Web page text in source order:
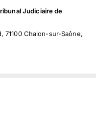
Judiciaire de
71100 Chalon-sur-Saône,